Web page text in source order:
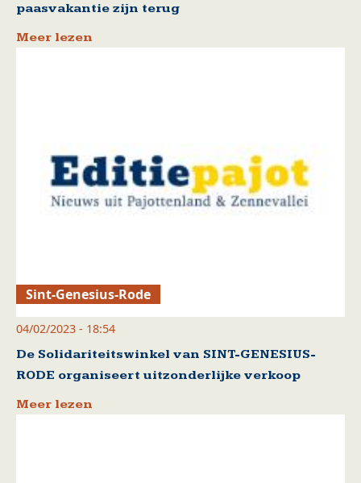
paasvakantie zijn terug
Meer lezen
Sint-Genesius-Rode
04/02/2023 - 18:54
De Solidariteitswinkel van SINT-GENESIUS-
RODE organiseert uitzonderlijke verkoop
Meer lezen